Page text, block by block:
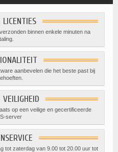
LICENTIES
binnen enkele minuten na
aanbevelen die het beste past bij
VEILIGHEID
op een veilige en gecertificeerde
server
tot zaterdag van 9.00 tot 20.00 uur tot